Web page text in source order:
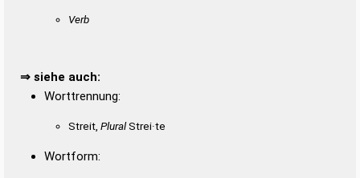
Verb
⇒ siehe auch:
Worttrennung:
Streit, PluralStrei·te
Wortform: